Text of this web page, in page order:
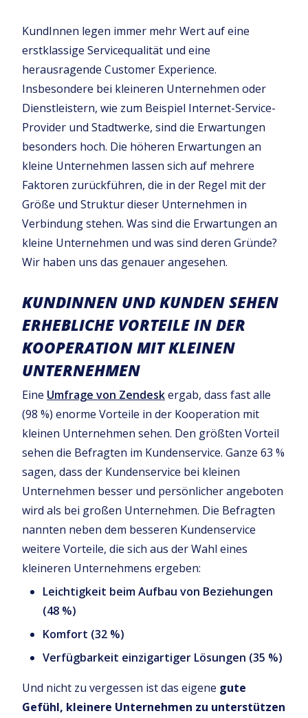
KundInnen legen immer mehr Wert auf eine
erstklassige Servicequalität und eine
herausragende Customer Experience.
Insbesondere bei kleineren Unternehmen oder
Dienstleistern, wie zum Beispiel Internet-Service-
Provider und Stadtwerke, sind die Erwartungen
besonders hoch. Die höheren Erwartungen an
kleine Unternehmen lassen sich auf mehrere
Faktoren zurückführen, die in der Regel mit der
Größe und Struktur dieser Unternehmen in
Verbindung stehen. Was sind die Erwartungen an
kleine Unternehmen und was sind deren Gründe?
Wir haben uns das genauer angesehen.
KUNDINNEN UND KUNDEN SEHEN
ERHEBLICHE VORTEILE IN DER
KOOPERATION MIT KLEINEN
UNTERNEHMEN
Eine Umfrage von Zendeskergab, dass fast alle
(98 %) enorme Vorteile in der Kooperation mit
kleinen Unternehmen sehen. Den größten Vorteil
sehen die Befragten im Kundenservice. Ganze 63 %
sagen, dass der Kundenservice bei kleinen
Unternehmen besser und persönlicher angeboten
wird als bei großen Unternehmen. Die Befragten
nannten neben dem besseren Kundenservice
weitere Vorteile, die sich aus der Wahl eines
kleineren Unternehmens ergeben:
Leichtigkeit beim Aufbau von Beziehungen
(48 %)
Komfort (32 %)
Verfügbarkeit einzigartiger Lösungen (35 %)
Und nicht zu vergessen ist das eigene gute
Gefühl, kleinere Unternehmen zu unterstützen